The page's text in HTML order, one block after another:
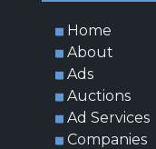
Home
About
Ads
Auctions
Ad Services
Companies